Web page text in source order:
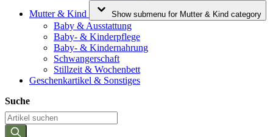
Mutter & Kind
Show submenu for Mutter & Kind category
Baby & Ausstattung
Baby- & Kinderpflege
Baby- & Kindernahrung
Schwangerschaft
Stillzeit & Wochenbett
Geschenkartikel & Sonstiges
Suche